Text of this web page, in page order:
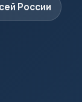
России